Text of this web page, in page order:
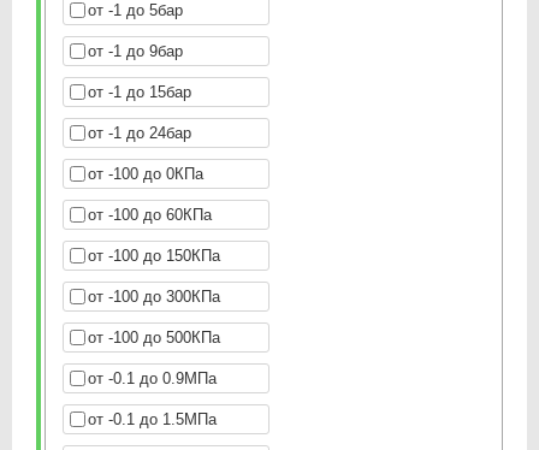
от -1 до 5бар
от -1 до 9бар
от -1 до 15бар
от -1 до 24бар
от -100 до 0КПа
от -100 до 60КПа
от -100 до 150КПа
от -100 до 300КПа
от -100 до 500КПа
от -0.1 до 0.9МПа
от -0.1 до 1.5МПа